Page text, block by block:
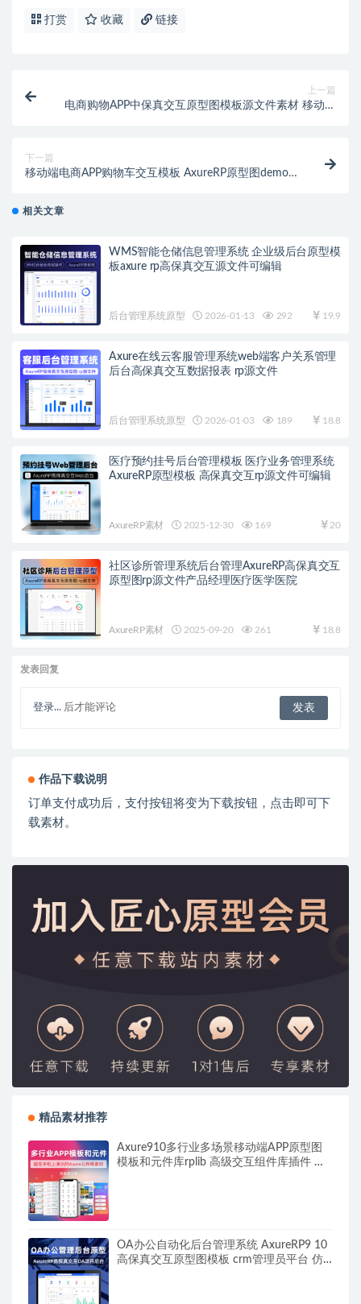
打赏 收藏 链接
上一篇
电商购物APP中保真交互原型图模板源文件素材 移动端
下一篇
移动端电商APP购物车交互模板 AxureRP原型图demo
相关文章
WMS智能仓储信息管理系统 企业级后台原型模
板axure rp高保真交互源文件可编辑
后台管理系统原型 2026-01-13 292 19.9
Axure在线云客服管理系统web端客户关系管理
后台高保真交互数据报表 rp源文件
后台管理系统原型 2026-01-03 189 18.8
医疗预约挂号后台管理模板 医疗业务管理系统
AxureRP原型模板 高保真交互rp源文件可编辑
AxureRP素材 2025-12-30 169 20
社区诊所管理系统后台管理AxureRP高保真交互
原型图rp源文件产品经理医疗医学医院
AxureRP素材 2025-09-20 261 18.8
发表回复
登录... 后才能评论
作品下载说明
订单支付成功后，支付按钮将变为下载按钮，点击即可下
载素材。
精品素材推荐
Axure910多行业多场景移动端APP原型图
模板和元件库rplib 高级交互组件库插件 中
OA办公自动化后台管理系统 AxureRP9 10
高保真交互原型图模板 crm管理员平台 仿